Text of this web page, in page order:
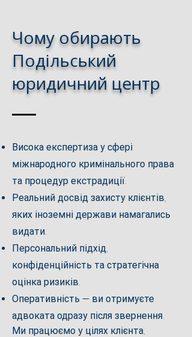
Чому обирають
Подільський
юридичний центр
Висока експертиза у сфері
міжнародного кримінального права
та процедур екстрадиції.
Реальний досвід захисту клієнтів,
яких іноземні держави намагались
видати.
Персональний підхід,
конфіденційність та стратегічна
оцінка ризиків.
Оперативність — ви отримуєте
адвоката одразу після звернення.
Ми працюємо у цілях клієнта,